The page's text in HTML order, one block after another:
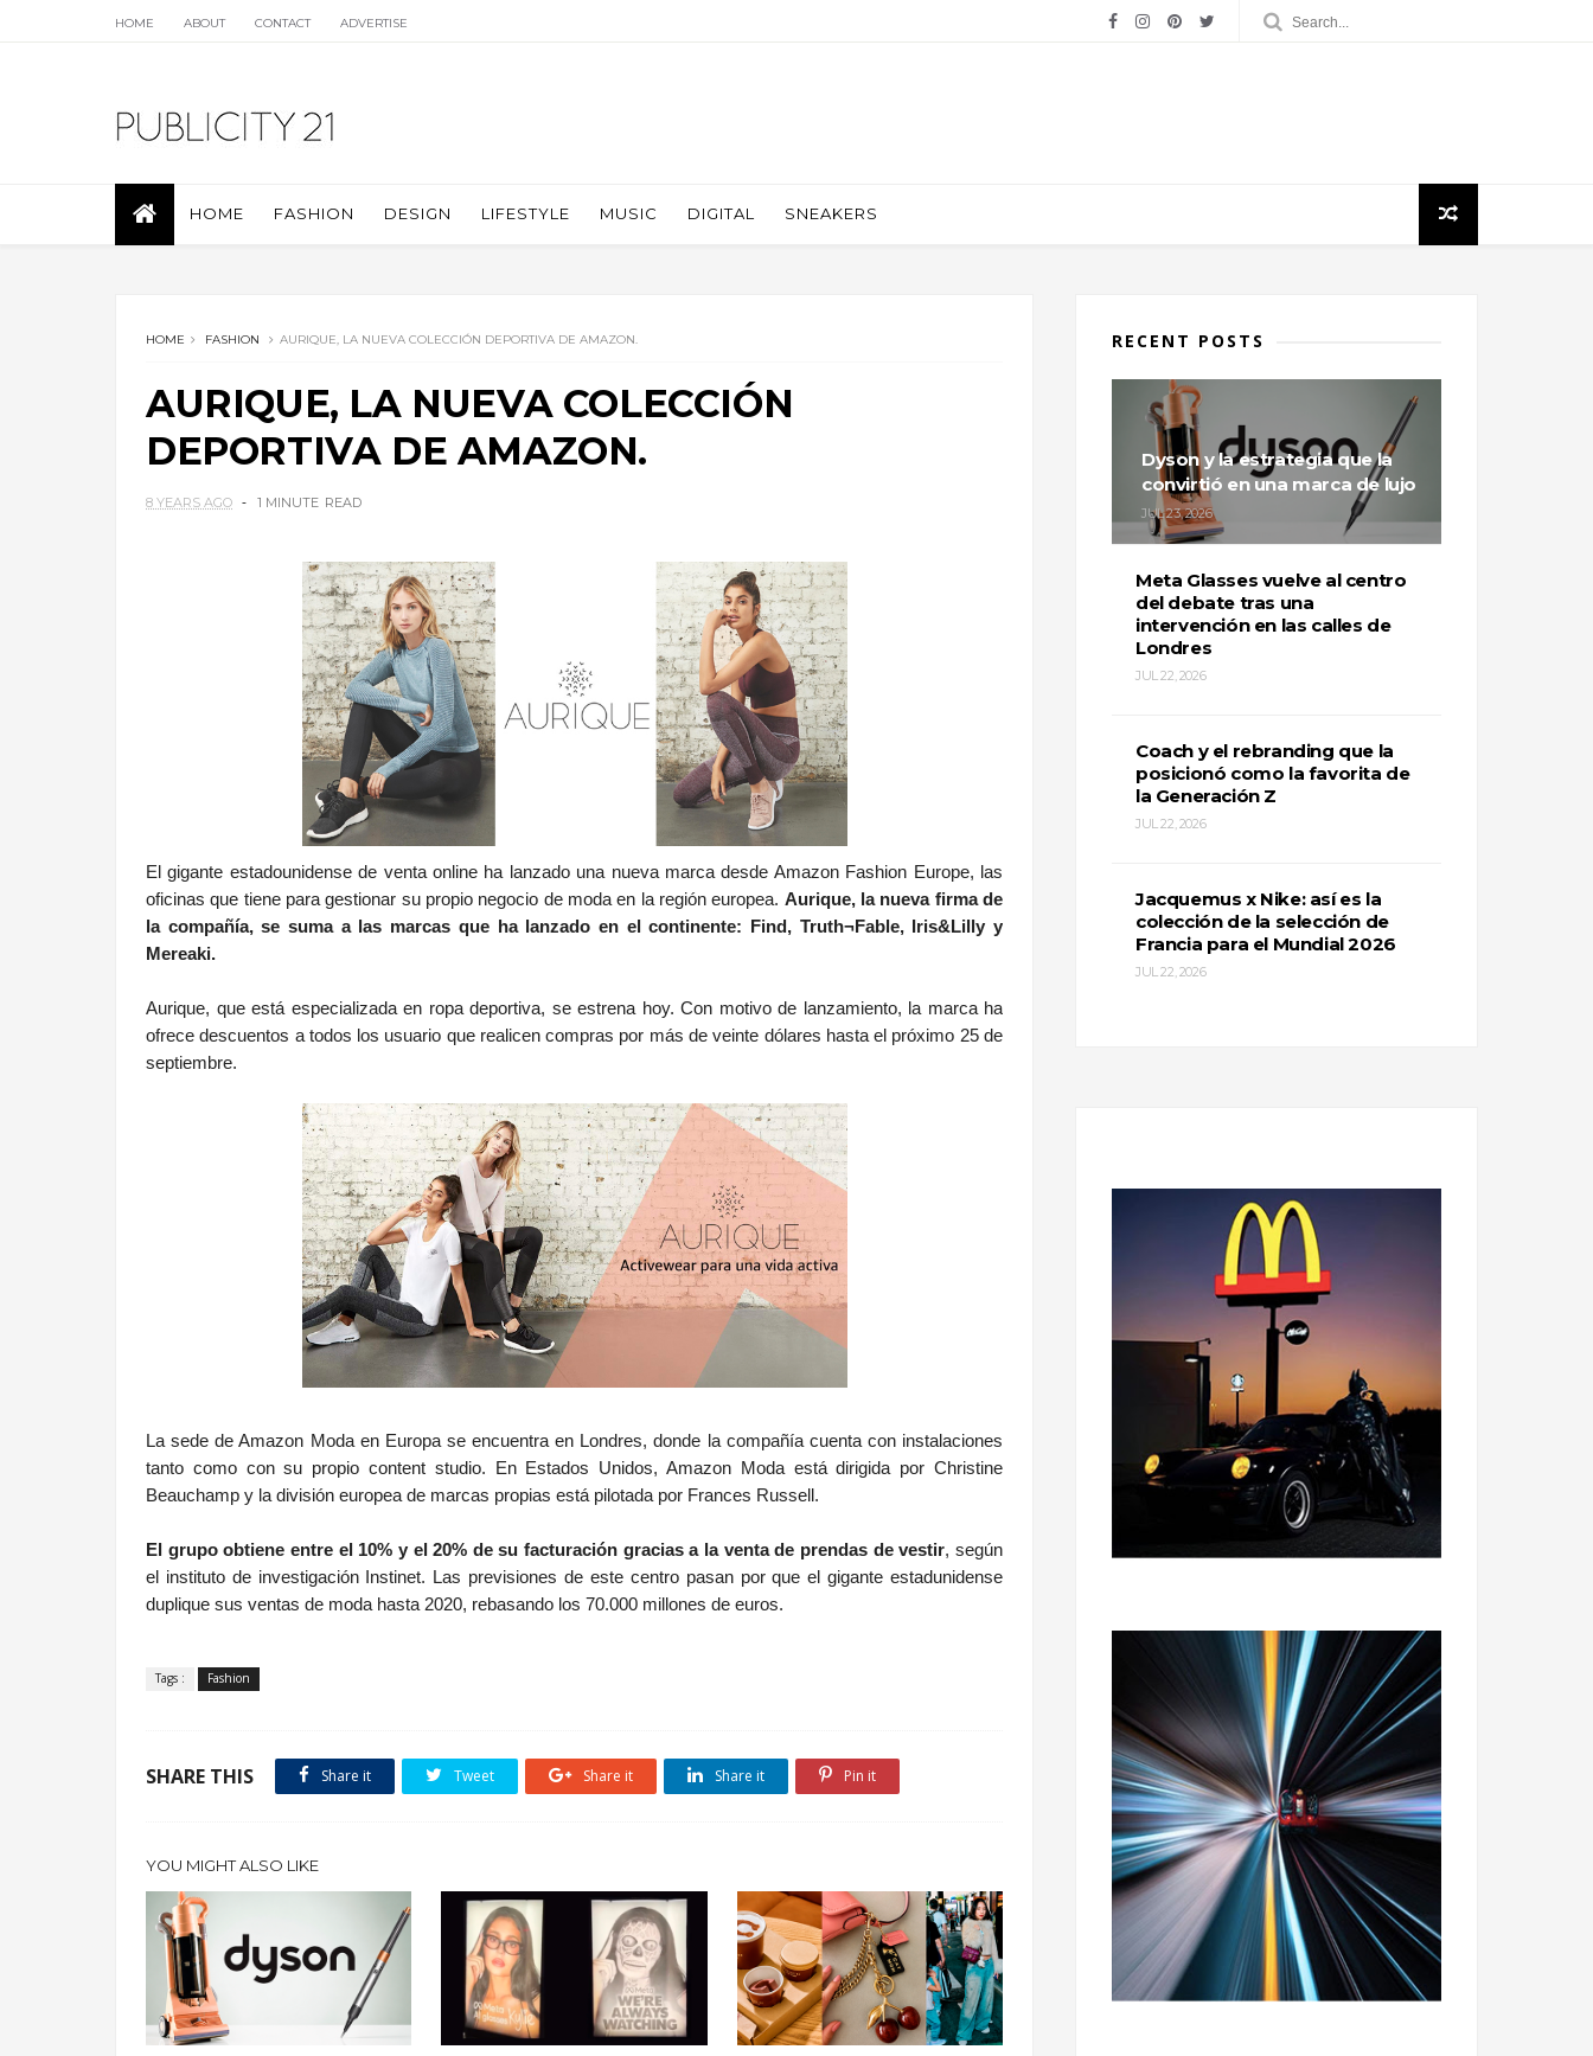
HOME ABOUT CONTACT ADVERTISE
HOME FASHION DESIGN LIFESTYLE MUSIC DIGITAL SNEAKERS
HOME FASHION AURIQUE, LA NUEVA COLECCIÓN DEPORTIVA DE AMAZON.
AURIQUE, LA NUEVA COLECCIÓN
DEPORTIVA DE AMAZON.
8 YEARS AGO 1 MINUTE READ
El gigante estadounidense de venta online ha lanzado una nueva marca desde Amazon Fashion Europe, las
oficinas que tiene para gestionar su propio negocio de moda en la región europea. Aurique, la nueva firma de
la compañía, se suma a las marcas que ha lanzado en el continente: Find, Truth¬Fable, Iris&Lilly y
Mereaki.
Aurique, que está especializada en ropa deportiva, se estrena hoy. Con motivo de lanzamiento, la marca ha
ofrece descuentos a todos los usuario que realicen compras por más de veinte dólares hasta el próximo 25 de
septiembre.
La sede de Amazon Moda en Europa se encuentra en Londres, donde la compañía cuenta con instalaciones
tanto como con su propio content studio. En Estados Unidos, Amazon Moda está dirigida por Christine
Beauchamp y la división europea de marcas propias está pilotada por Frances Russell.
El grupo obtiene entre el 10% y el 20% de su facturación gracias a la venta de prendas de vestir, según
el instituto de investigación Instinet. Las previsiones de este centro pasan por que el gigante estadunidense
duplique sus ventas de moda hasta 2020, rebasando los 70.000 millones de euros.
Tags : Fashion
SHARE THIS Share it Tweet Share it Share it Pin it
YOU MIGHT ALSO LIKE
RECENT POSTS
Dyson y la estrategia que la
convirtió en una marca de lujo
JUL 23, 2026
Meta Glasses vuelve al centro
del debate tras una
intervención en las calles de
Londres
JUL 22, 2026
Coach y el rebranding que la
posicionó como la favorita de
la Generación Z
JUL 22, 2026
Jacquemus x Nike: así es la
colección de la selección de
Francia para el Mundial 2026
JUL 22, 2026